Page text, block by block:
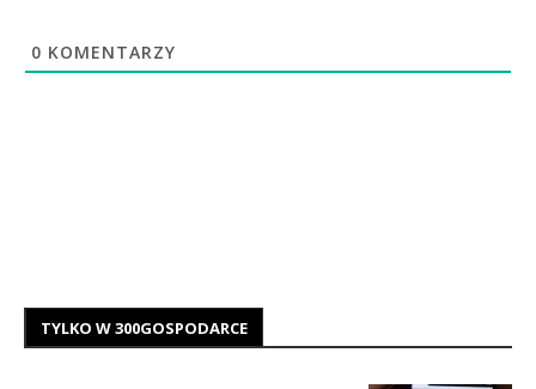
0 KOMENTARZY
TYLKO W 300GOSPODARCE